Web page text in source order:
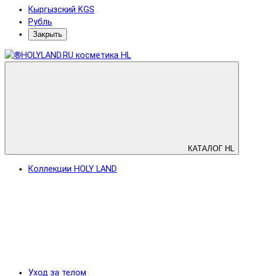
Кыргызский KGS
Рубль
Закрыть
КАТАЛОГ HL
Коллекции HOLY LAND
Уход за телом